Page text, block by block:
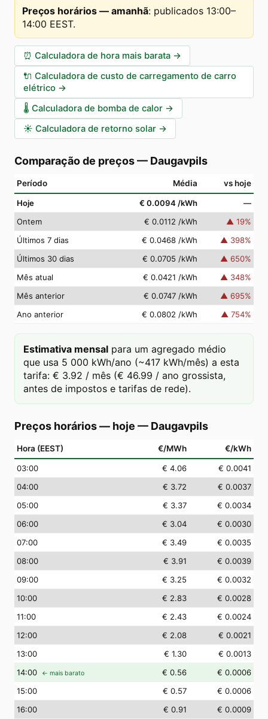
Preços horários — amanhã: publicados 13:00–
14:00 EEST.
⏰ Calculadora de hora mais barata →
🔌 Calculadora de custo de carregamento de carro
elétrico →
🌡️ Calculadora de bomba de calor →
☀️ Calculadora de retorno solar →
Comparação de preços— Daugavpils
Período Média vs hoje
Hoje € 0.0094 /kWh
—
Ontem
€ 0.0112 /kWh ▲ 19%
Últimos 7 dias
€ 0.0468 /kWh ▲ 398%
Últimos 30 dias
€ 0.0705 /kWh ▲ 650%
Mês atual
€ 0.0421 /kWh ▲ 348%
Mês anterior
€ 0.0747 /kWh ▲ 695%
Ano anterior
€ 0.0802 /kWh ▲ 754%
Estimativa mensal para um agregado médio
que usa 5 000 kWh/ano (~417 kWh/mês) a esta
tarifa: € 3.92 / mês (€ 46.99 / ano grossista,
antes de impostos e tarifas de rede).
Preços horários — hoje — Daugavpils
Hora (EEST) €/MWh €/kWh
03:00 € 4.06
€ 0.0041
04:00 € 3.72
€ 0.0037
05:00 € 3.37
€ 0.0034
06:00 € 3.04
€ 0.0030
07:00 € 3.49
€ 0.0035
08:00 € 3.91
€ 0.0039
09:00 € 3.25
€ 0.0032
10:00 € 2.83
€ 0.0028
11:00 € 2.43
€ 0.0024
12:00 € 2.08
€ 0.0021
13:00 € 1.30
€ 0.0013
14:00 ← mais barato € 0.56
€ 0.0006
15:00 € 0.57
€ 0.0006
16:00 € 0.91
€ 0.0009